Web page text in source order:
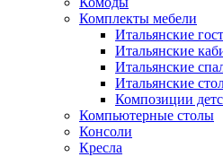
Комплекты мебели
Итальянские
Итальянские
Итальянские
Итальянские
Композиции
Компьютерные столы
Консоли
Кресла